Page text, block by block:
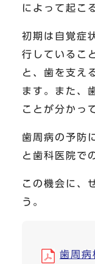
によって起こ
初期は自覚症
行しているこ
と、歯を支え
ます。また、
ことが分かっ
歯周病の予防
と歯科医院で
この機会に、
う。
歯周